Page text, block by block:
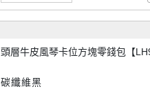
頭層牛皮風琴卡位方塊零錢包【
碳纖維黑